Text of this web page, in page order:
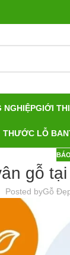
NGHIỆPGIỚI
THƯỚC LỖ BAN
gỗ
Posted byGỗ